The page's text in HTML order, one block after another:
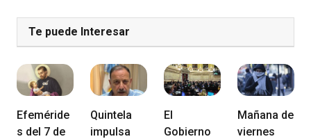
Te puede Interesar
Efeméride
s del 7 de
Quintela
impulsa
El
Gobierno
Mañana de
viernes